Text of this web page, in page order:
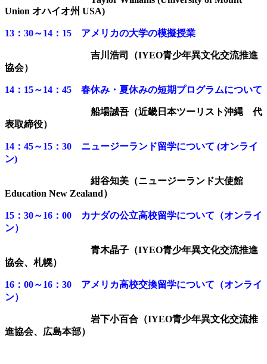
Union オハイオ州 USA)
13：30～14：15 アメリカの大学の模擬授業
吉川浩司（IYEO青少年異文化交流推進
協会）
14：15～14：45 春休み・夏休みの短期プログラムについて
船場誠吾（近畿日本ツーリスト沖縄 代
表取締役）
14：45～15：30 ニュージーランド留学について (オンライ
ン)
紺谷知美（ニュージーランド大使館
Education New Zealand）
15：30～16：00 カナダの公立高校留学について（オンライ
ン）
青木晶子（IYEO青少年異文化交流推進
協会、札幌）
16：00～16：30 アメリカ高校交換留学について（オンライ
ン）
岩下小百合（IYEO青少年異文化交流推
進協会、広島本部）